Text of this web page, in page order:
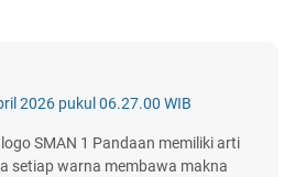
2026 pukul 06.27.00 WIB
SMAN 1 Pandaan memiliki arti
setiap warna membawa makna